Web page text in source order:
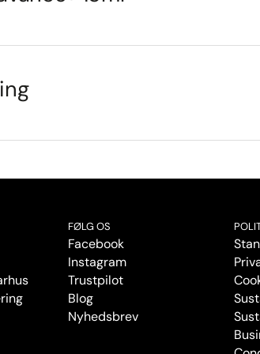
FØLG OS
Facebook
Instagram
Trustpilot
Blog
Nyhedsbrev